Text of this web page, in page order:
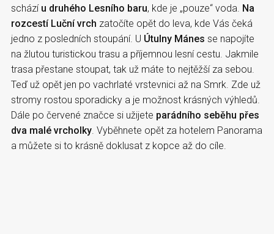
schází u druhého Lesního baru, kde je „pouze“ voda. Na
rozcestí Luční vrch zatočíte opět do leva, kde Vás čeká
jedno z posledních stoupání. U Útulny Mánes se napojíte
na žlutou turistickou trasu a příjemnou lesní cestu. Jakmile
trasa přestane stoupat, tak už máte to nejtěžší za sebou.
Teď už opět jen po vachrlaté vrstevnici až na Smrk. Zde už
stromy rostou sporadicky a je možnost krásných výhledů.
Dále po červené značce si užijete parádního seběhu přes
dva malé vrcholky. Vyběhnete opět za hotelem Panorama
a můžete si to krásně doklusat z kopce až do cíle.